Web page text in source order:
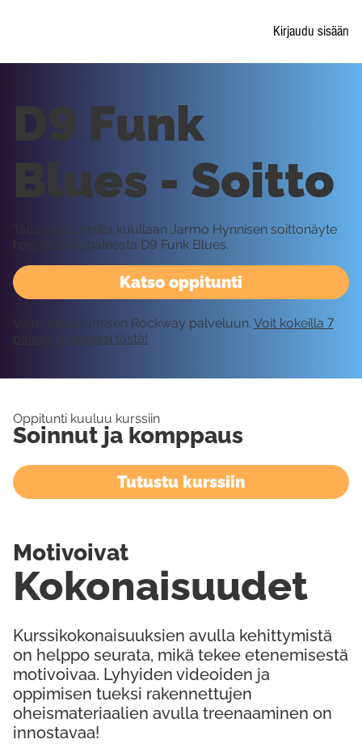
Kirjaudu sisään
Katso oppitunti
D9 Funk
Blues - Soitto
Tällä oppitunnilla kuullaan Jarmo Hynnisen soittonäyte
harjoituskappaleesta D9 Funk Blues.
Vaatii kirjautumisen Rockway palveluun. Voit kokeilla 7
päivää ilmaiseksi tästä!
Oppitunti kuuluu kurssiin
Soinnut ja komppaus
Tutustu kurssiin
Kurssikokonaisuuksien avulla kehittymistä
on helppo seurata, mikä tekee etenemisestä
motivoivaa. Lyhyiden videoiden ja
oppimisen tueksi rakennettujen
oheismateriaalien avulla treenaaminen on
innostavaa!
Kokonaisuudet
Motivoivat